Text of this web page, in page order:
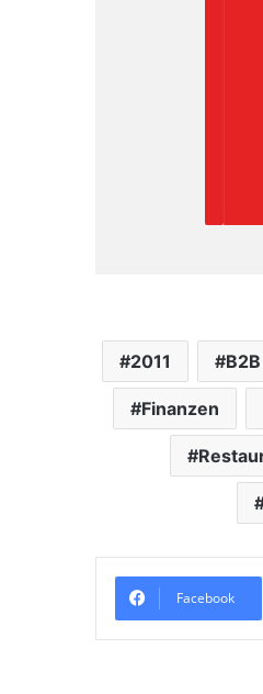
2011 B2B
Finanzen
Facebook